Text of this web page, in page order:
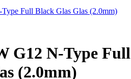
Full Black Glas Glas (2.0mm)
G12 N-Type Full
(2.0mm)